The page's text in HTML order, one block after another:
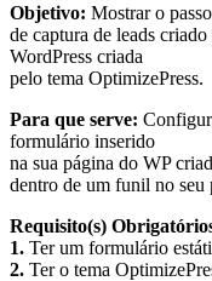
Objetivo: Mostrar o
de captura de leads
WordPress criada
pelo tema OptimizePress.
Para que serve:
formulário inserido
na sua página do WP
dentro de um funil no seu
Requisito(s)
1. Ter um formulário
2. Ter o tema